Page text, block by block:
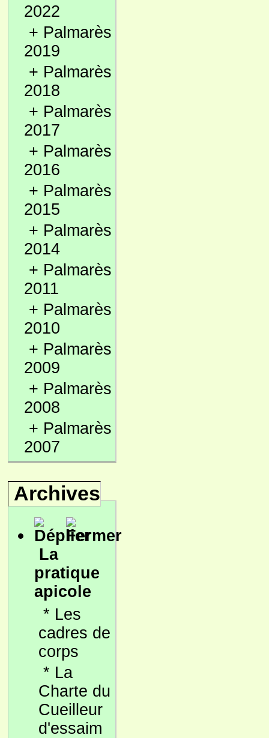
2022
+ Palmarès
2019
+ Palmarès
2018
+ Palmarès
2017
+ Palmarès
2016
+ Palmarès
2015
+ Palmarès
2014
+ Palmarès
2011
+ Palmarès
2010
+ Palmarès
2009
+ Palmarès
2008
+ Palmarès
2007
Archives
La
pratique
apicole
* Les
cadres de
corps
* La
Charte du
Cueilleur
d'essaim